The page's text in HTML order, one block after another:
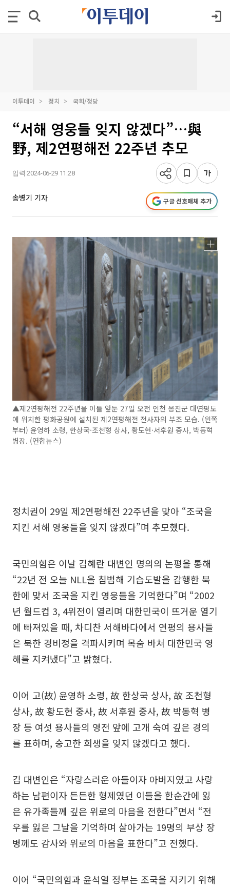
이투데이 정치 국회/정당
“서해 영웅들 잊지 않겠다”…與
野, 제2연평해전 22주년 추모
입력 2024-06-29 11:28
송병기 기자 구글 선호매체 추가
▲제2연평해전 22주년을 이틀 앞둔 27일 오전 인천 옹진군 대연평도
에 위치한 평화공원에 설치된 제2연평해전 전사자의 부조 모습. (왼쪽
부터) 윤영하 소령, 한상국·조천형 상사, 황도현·서후원 중사, 박동혁
병장. (연합뉴스)
정치권이 29일 제2연평해전 22주년을 맞아 “조국을
지킨 서해 영웅들을 잊지 않겠다”며 추모했다.
국민의힘은 이날 김혜란 대변인 명의의 논평을 통해
“22년 전 오늘 NLL을 침범해 기습도발을 감행한 북
한에 맞서 조국을 지킨 영웅들을 기억한다”며 “2002
년 월드컵 3, 4위전이 열리며 대한민국이 뜨거운 열기
에 빠져있을 때, 차디찬 서해바다에서 연평의 용사들
은 북한 경비정을 격파시키며 목숨 바쳐 대한민국 영
해를 지켜냈다”고 밝혔다.
이어 고(故) 윤영하 소령, 故 한상국 상사, 故 조천형
상사, 故 황도현 중사, 故 서후원 중사, 故 박동혁 병
장 등 여섯 용사들의 영전 앞에 고개 숙여 깊은 경의
를 표하며, 숭고한 희생을 잊지 않겠다고 했다.
김 대변인은 “자랑스러운 아들이자 아버지였고 사랑
하는 남편이자 든든한 형제였던 이들을 한순간에 잃
은 유가족들께 깊은 위로의 마음을 전한다”면서 “전
우를 잃은 그날을 기억하며 살아가는 19명의 부상 장
병께도 감사와 위로의 마음을 표한다”고 전했다.
이어 “국민의힘과 윤석열 정부는 조국을 지키기 위해